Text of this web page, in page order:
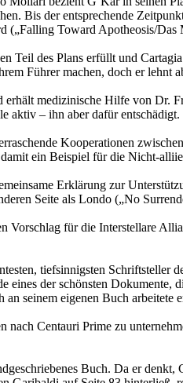
Bis der entsprechende
(„Falling Toward Apotheosis/Das
Teil des Plans erfüllt und
Führer machen, doch er
medizinische Hilfe von Dr.
aktiv – ihn aber dafür
Kooperationen
ein Beispiel für die Nicht-
Erklärung zur
Seite als Londo („No
Vorschlag für die Interstellare
tiefsinnigsten
eines der schönsten
seinem eigenen Buch arbeitete
Centauri Prime zu
Buch. Da er